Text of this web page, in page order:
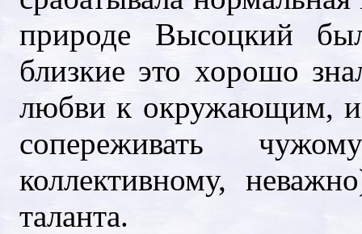
природе Высоцкий
близкие это хорошо
любви к окружающим, и
сопереживать
коллективному,
таланта.